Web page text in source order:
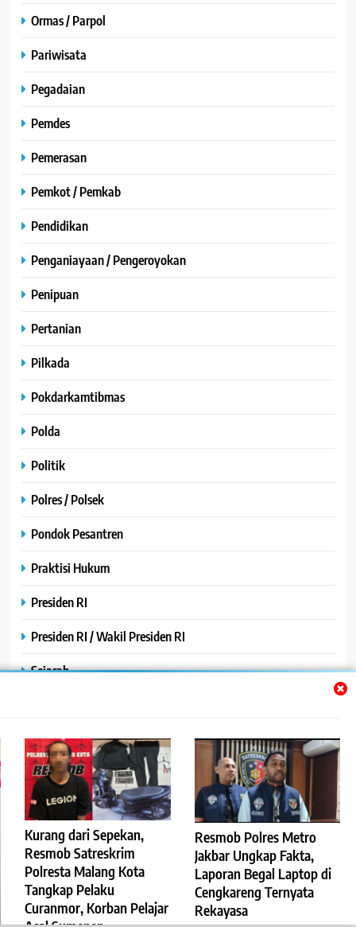
Kurang dari Sepekan,
Resmob Satreskrim
Polresta Malang Kota
Tangkap Pelaku
Curanmor, Korban Pelajar
Resmob Polres Metro
Jakbar Ungkap Fakta,
Laporan Begal Laptop di
Cengkareng Ternyata
Rekayasa
Ormas / Parpol
Pariwisata
Pegadaian
Pemdes
Pemerasan
Pemkot / Pemkab
Pendidikan
Penganiayaan / Pengeroyokan
Penipuan
Pertanian
Pilkada
Pokdarkamtibmas
Polda
Politik
Polres / Polsek
Pondok Pesantren
Praktisi Hukum
Presiden RI
Presiden RI / Wakil Presiden RI
Sejarah
SPPG /MBG
TNI AU
TNI POLRI
Uncategorized
Yayasan